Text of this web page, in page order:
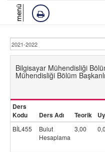
menü
Bilgisayar Mühendisliği
Mühendisliği Bölüm
Ders
Kodu
Ders Adı Teorik
BİL455
Bulut
Hesaplama
3,00